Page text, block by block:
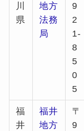
川
県
地方
法務
局
9
2
1-
8
5
0
5
福
井
福井
地方
〒
9